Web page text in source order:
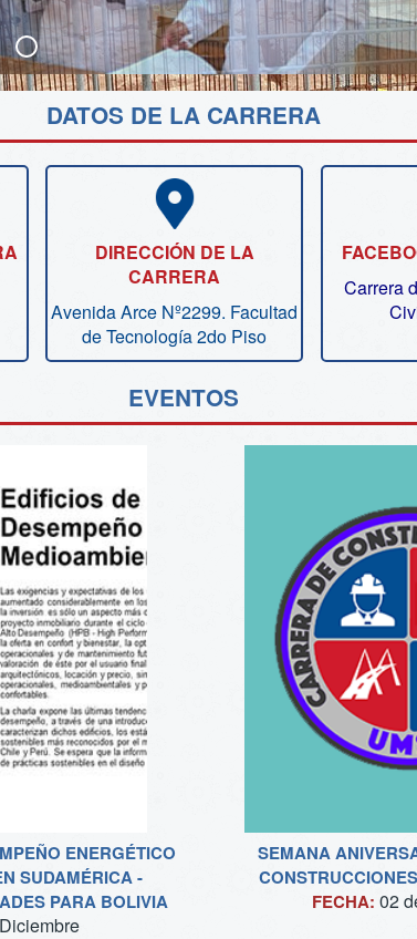
DATOS DE LA CARRERA
DIRECCIÓN DE LA
CARRERA
Avenida Arce Nº2299. Facultad
de Tecnología 2do Piso
Carrera
EVENTOS
ENERGÉTICO
SUDAMÉRICA -
PARA BOLIVIA
Diciembre
SEMANA
FECHA:02